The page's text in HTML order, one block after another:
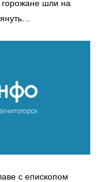
шли на
c епископом